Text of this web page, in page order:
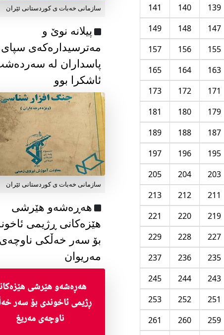
139
140
141
147
148
149
155
156
157
163
164
165
171
172
173
179
180
181
187
188
189
195
196
197
203
204
205
211
212
213
219
220
221
227
228
229
235
236
237
243
244
245
251
252
253
259
260
261
سازمانی خەبات ی كوردستانی ئێران
پیلانە نوێ و
مەترسیدارەکەی سپای
پاسداران لە
ئاشکرا بوو
سازمانی خەبات ی كوردستانی ئێران
هەڕەشەو هێرشی
هێزەکانی ڕژیمی
بۆ سەر خەڵکی
مەریوان